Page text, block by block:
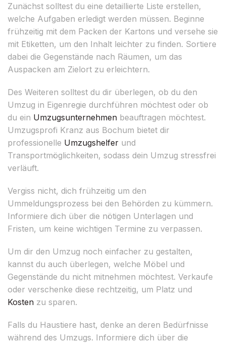
Zunächst solltest du eine detaillierte Liste erstellen,
welche Aufgaben erledigt werden müssen. Beginne
frühzeitig mit dem Packen der Kartons und versehe sie
mit Etiketten, um den Inhalt leichter zu finden. Sortiere
dabei die Gegenstände nach Räumen, um das
Auspacken am Zielort zu erleichtern.
Des Weiteren solltest du dir überlegen, ob du den
Umzug in Eigenregie durchführen möchtest oder ob
du ein Umzugsunternehmen beauftragen möchtest.
Umzugsprofi Kranz aus Bochum bietet dir
professionelle Umzugshelfer und
Transportmöglichkeiten, sodass dein Umzug stressfrei
verläuft.
Vergiss nicht, dich frühzeitig um den
Ummeldungsprozess bei den Behörden zu kümmern.
Informiere dich über die nötigen Unterlagen und
Fristen, um keine wichtigen Termine zu verpassen.
Um dir den Umzug noch einfacher zu gestalten,
kannst du auch überlegen, welche Möbel und
Gegenstände du nicht mitnehmen möchtest. Verkaufe
oder verschenke diese rechtzeitig, um Platz und
Kosten zu sparen.
Falls du Haustiere hast, denke an deren Bedürfnisse
während des Umzugs. Informiere dich über die